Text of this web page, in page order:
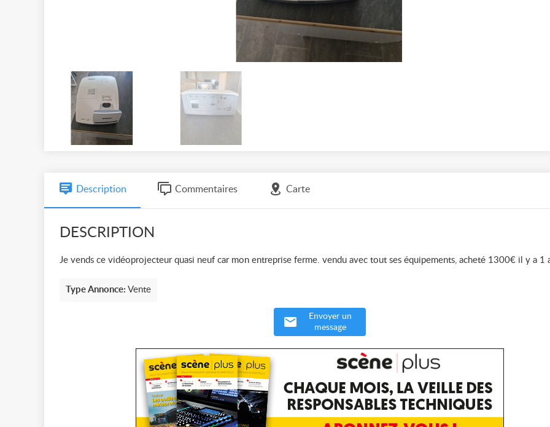
Description Commentaires Carte
DESCRIPTION
Je vends ce vidéoprojecteur quasi neuf car mon entreprise ferme. vendu avec tout ses équipements, acheté 1300€ il y a 1
Type Annonce: Vente
Envoyer un
message